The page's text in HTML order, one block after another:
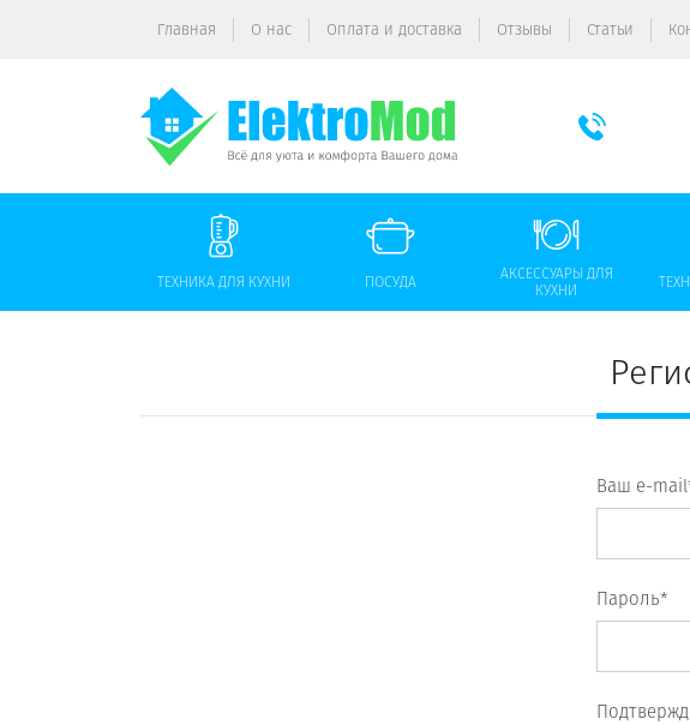
Главная О нас Оплата и доставка Отзывы Статьи
ТЕХНИКА ДЛЯ КУХНИ ПОСУДА
АКСЕССУАРЫ ДЛЯ
КУХНИ
Ваш e-
Пароль*